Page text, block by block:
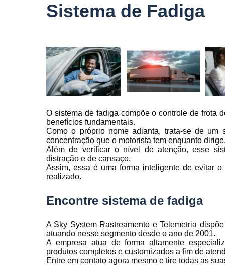
veiculares
carro
automotivos
de
de frota
veicular
Sistema de Fadiga
O sistema de fadiga compõe o controle de frota
benefícios fundamentais.
Como o próprio nome adianta, trata-se de
concentração que o motorista tem enquanto dirige.
Além de verificar o nível de atenção, esse
distração e de cansaço.
Assim, essa é uma forma inteligente de evitar
realizado.
Encontre sistema de fadiga
A Sky System Rastreamento e Telemetria
atuando nesse segmento desde o ano de 2001.
A empresa atua de forma altamente
produtos completos e customizados a fim de
Entre em contato agora mesmo e tire todas as